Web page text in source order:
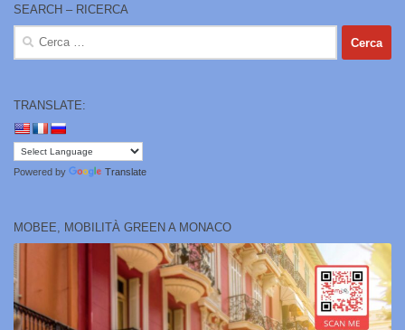
SEARCH – RICERCA
Ricerca
TRANSLATE:
Powered by Translate
MOBEE, MOBILITÀ GREEN A MONACO